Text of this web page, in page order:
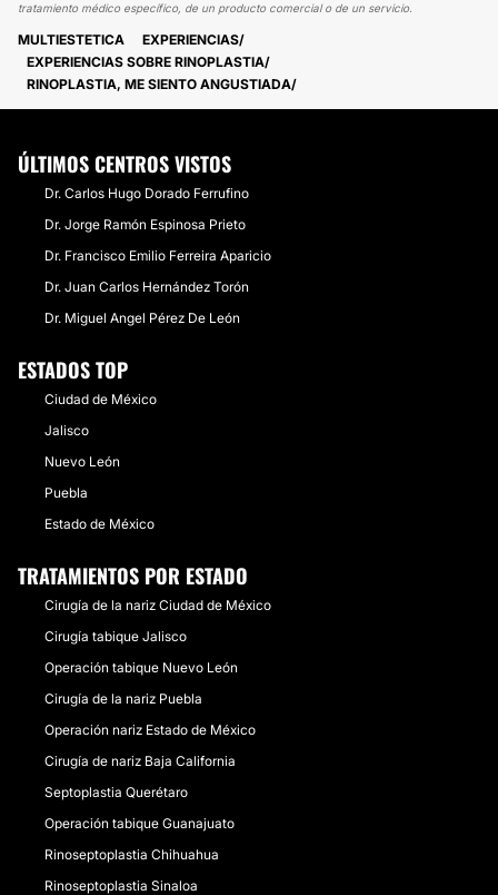
tratamiento médico específico, de un producto comercial o de un servicio.
MULTIESTETICA
EXPERIENCIAS
EXPERIENCIAS SOBRE RINOPLASTIA
RINOPLASTIA, ME SIENTO ANGUSTIADA
ÚLTIMOS CENTROS VISTOS
Dr. Carlos Hugo Dorado Ferrufino
Dr. Jorge Ramón Espinosa Prieto
Dr. Francisco Emilio Ferreira Aparicio
Dr. Juan Carlos Hernández Torón
Dr. Miguel Angel Pérez De León
ESTADOS TOP
Ciudad de México
Jalisco
Nuevo León
Puebla
Estado de México
TRATAMIENTOS POR ESTADO
Cirugía de la nariz Ciudad de México
Cirugía tabique Jalisco
Operación tabique Nuevo León
Cirugía de la nariz Puebla
Operación nariz Estado de México
Cirugía de nariz Baja California
Septoplastia Querétaro
Operación tabique Guanajuato
Rinoseptoplastia Chihuahua
Rinoseptoplastia Sinaloa